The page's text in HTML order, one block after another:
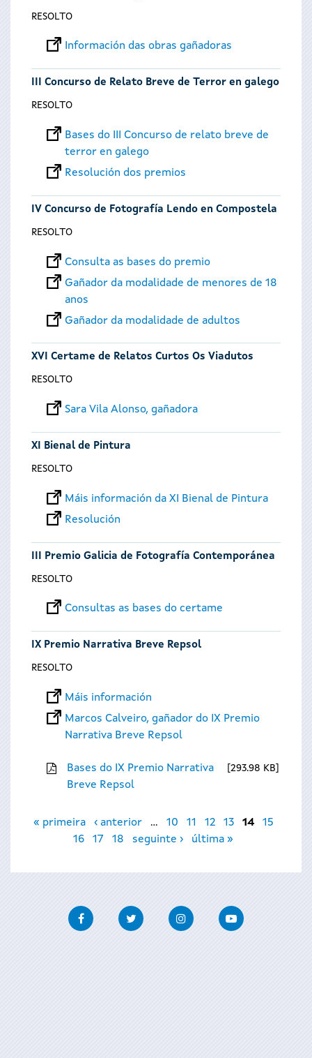
RESOLTO
Información das obras gañadoras
III Concurso de Relato Breve de Terror en galego
RESOLTO
Bases do III Concurso de relato breve de
terror en galego
Resolución dos premios
IV Concurso de Fotografía Lendo en Compostela
RESOLTO
Consulta as bases do premio
Gañador da modalidade de menores de 18
anos
Gañador da modalidade de adultos
XVI Certame de Relatos Curtos Os Viadutos
RESOLTO
Sara Vila Alonso, gañadora
XI Bienal de Pintura
RESOLTO
Máis información da XI Bienal de Pintura
Resolución
III Premio Galicia de Fotografía Contemporánea
RESOLTO
Consultas as bases do certame
IX Premio Narrativa Breve Repsol
RESOLTO
Máis información
Marcos Calveiro, gañador do IX Premio
Narrativa Breve Repsol
Bases do IX Premio Narrativa
Breve Repsol
293.98 KB
Páxinas
« primeira ‹ anterior … 10 11 12 13 14
15
16
17 18 seguinte › última »
FacebookTwitter InstagramYoutube